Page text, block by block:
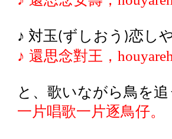
♪ 対玉(ずしおう )恋し
♪ 還思念對王，
と、歌いながら鳥を
一片唱歌一片逐鳥仔。